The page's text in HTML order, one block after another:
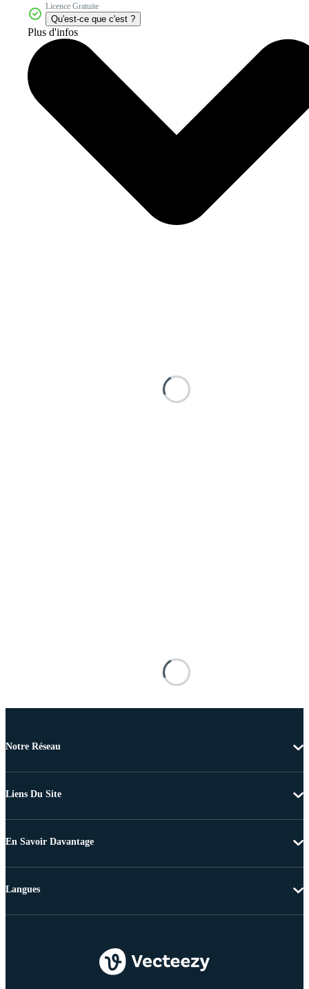
Licence Gratuite
Qu'est-ce que c'est ?
Plus d'infos
Notre Réseau
Liens Du Site
En Savoir Davantage
Langues